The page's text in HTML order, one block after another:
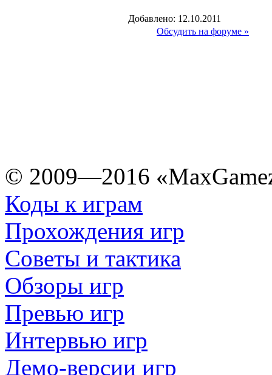
Добавлено: 12.10.2011
Обсудить на форуме »
© 2009—2016
Коды к играм
Прохождения игр
Советы и тактика
Обзоры игр
Превью игр
Интервью игр
Демо-версии игр